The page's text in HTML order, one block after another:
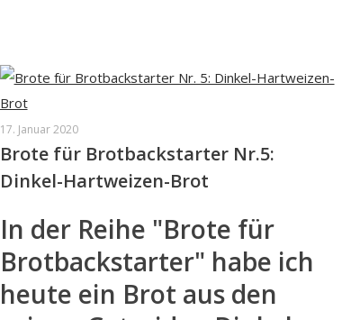
17. Januar 2020
Brote für Brotbackstarter Nr.5:
Dinkel-Hartweizen-Brot
In der Reihe "Brote für
Brotbackstarter" habe ich
heute ein Brot aus den